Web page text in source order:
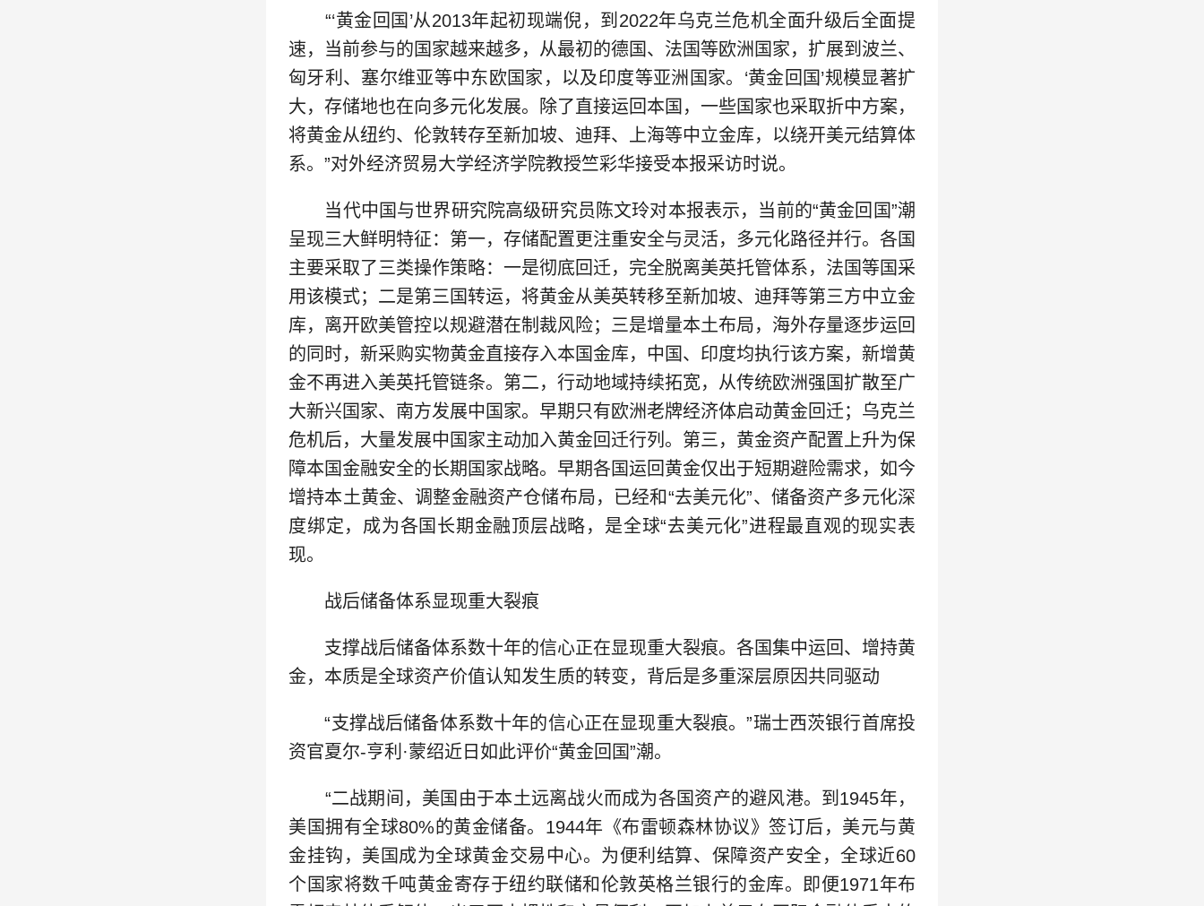
“‘黄金回国’从2013年起初现端倪，到2022年乌克兰危机全面升级后全面提
速，当前参与的国家越来越多，从最初的德国、法国等欧洲国家，扩展到波兰、
匈牙利、塞尔维亚等中东欧国家，以及印度等亚洲国家。‘黄金回国’规模显著扩
大，存储地也在向多元化发展。除了直接运回本国，一些国家也采取折中方案，
将黄金从纽约、伦敦转存至新加坡、迪拜、上海等中立金库，以绕开美元结算体
系。”对外经济贸易大学经济学院教授竺彩华接受本报采访时说。
当代中国与世界研究院高级研究员陈文玲对本报表示，当前的“黄金回国”潮
呈现三大鲜明特征：第一，存储配置更注重安全与灵活，多元化路径并行。各国
主要采取了三类操作策略：一是彻底回迁，完全脱离美英托管体系，法国等国采
用该模式；二是第三国转运，将黄金从美英转移至新加坡、迪拜等第三方中立金
库，离开欧美管控以规避潜在制裁风险；三是增量本土布局，海外存量逐步运回
的同时，新采购实物黄金直接存入本国金库，中国、印度均执行该方案，新增黄
金不再进入美英托管链条。第二，行动地域持续拓宽，从传统欧洲强国扩散至广
大新兴国家、南方发展中国家。早期只有欧洲老牌经济体启动黄金回迁；乌克兰
危机后，大量发展中国家主动加入黄金回迁行列。第三，黄金资产配置上升为保
障本国金融安全的长期国家战略。早期各国运回黄金仅出于短期避险需求，如今
增持本土黄金、调整金融资产仓储布局，已经和“去美元化”、储备资产多元化深
度绑定，成为各国长期金融顶层战略，是全球“去美元化”进程最直观的现实表
现。
战后储备体系显现重大裂痕
支撑战后储备体系数十年的信心正在显现重大裂痕。各国集中运回、增持黄
金，本质是全球资产价值认知发生质的转变，背后是多重深层原因共同驱动
“支撑战后储备体系数十年的信心正在显现重大裂痕。”瑞士西茨银行首席投
资官夏尔-亨利·蒙绍近日如此评价“黄金回国”潮。
“二战期间，美国由于本土远离战火而成为各国资产的避风港。到1945年，
美国拥有全球80%的黄金储备。1944年《布雷顿森林协议》签订后，美元与黄
金挂钩，美国成为全球黄金交易中心。为便利结算、保障资产安全，全球近60
个国家将数千吨黄金寄存于纽约联储和伦敦英格兰银行的金库。即便1971年布